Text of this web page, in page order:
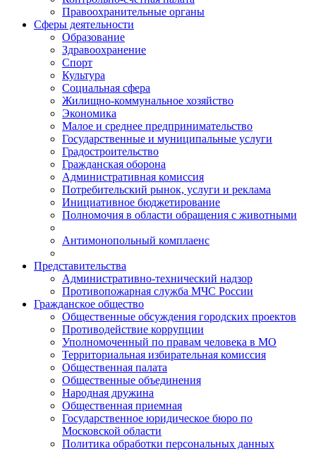
Правоохранительные органы
Сферы деятельности
Образование
Здравоохранение
Спорт
Культура
Социальная сфера
Жилищно-коммунальное хозяйство
Экономика
Малое и среднее предпринимательство
Государственные и муниципальные услуги
Градостроительство
Гражданская оборона
Административная комиссия
Потребительский рынок, услуги и реклама
Инициативное бюджетирование
Полномочия в области обращения с животными
Антимонопольный комплаенс
Представительства
Административно-технический надзор
Противопожарная служба МЧС России
Гражданское общество
Общественные обсуждения городских проектов
Противодействие коррупции
Уполномоченный по правам человека в МО
Территориальная избирательная комиссия
Общественная палата
Общественные объединения
Народная дружина
Общественная приемная
Государственное юридическое бюро по
Московской области
Политика обработки персональных данных